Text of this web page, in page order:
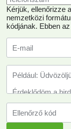
Kérjük, ellenőrizze
nemzetközi
kódjának. Ebben